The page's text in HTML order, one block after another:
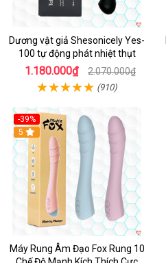
Dương vật giả Shesonicely Yes-
100 tự động phát nhiệt thụt
1.180.000₫ 2.070.000₫
(910)
-39%
Hot
5
Máy Rung Âm Đạo Fox Rung 10